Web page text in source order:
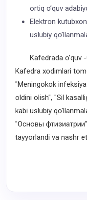
ortiq o’quv
Elektron
uslubiy
Kafedrada o'quv -
Kafedra xodimlari
"Meningokok
oldini olish", "Sil
kabi uslubiy
"Основы
tayyorlandi va nashr